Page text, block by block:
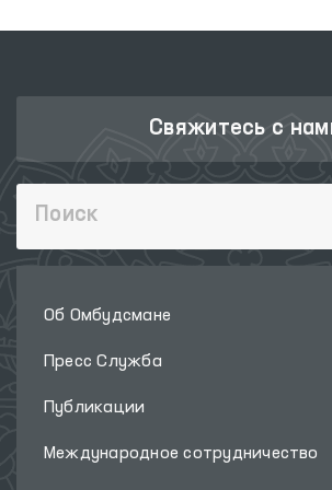
Свяжитесь с
Об Омбудсмане
Пресс Служба
Публикации
Международное сотрудничество